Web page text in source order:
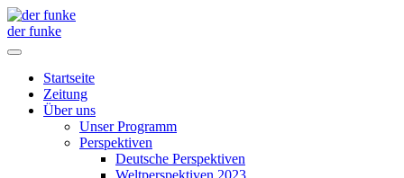
der funke
Startseite
Zeitung
Über uns
Unser Programm
Perspektiven
Deutsche Perspektiven
Weltperspektiven 2023